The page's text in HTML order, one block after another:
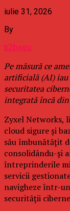
iulie 31, 2026
By
b2bseo
Pe măsură ce
artificială (AI)
securitatea
integrată încă din
Zyxel Networks,
cloud sigure și
său îmbunătățit
consolidându-și
întreprinderile
servicii
navigheze într-
securității